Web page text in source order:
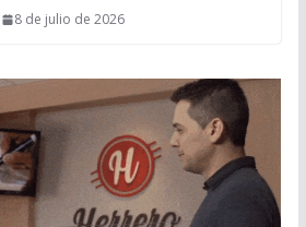
8 de julio de 2026